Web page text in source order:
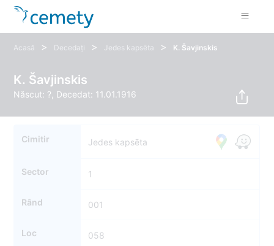
Acasă > Decedați > Jedes kapsēta > K. Šavjinskis
K. Šavjinskis
Născut: ?, Decedat: 11.01.1916
Cimitir Jedes kapsēta
Sector 1
Rând 001
Loc 058